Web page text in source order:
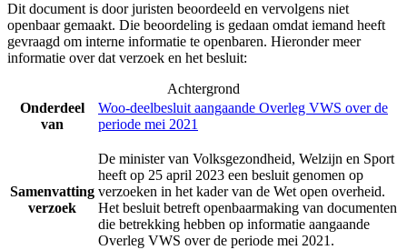
Dit document is door juristen beoordeeld en vervolgens niet
openbaar gemaakt. Die beoordeling is gedaan omdat iemand heeft
gevraagd om interne informatie te openbaren. Hieronder meer
informatie over dat verzoek en het besluit:
Achtergrond
Onderdeel
van
Woo-deelbesluit aangaande Overleg VWS over de
periode mei 2021
Samenvatting
verzoek
De minister van Volksgezondheid, Welzijn en Sport
heeft op 25 april 2023 een besluit genomen op
verzoeken in het kader van de Wet open overheid.
Het besluit betreft openbaarmaking van documenten
die betrekking hebben op informatie aangaande
Overleg VWS over de periode mei 2021.